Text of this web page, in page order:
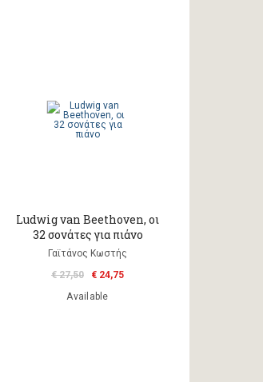
Ludwig van Beethoven, oι
32 σονάτες για πιάνο
Γαϊτάνος Κωστής
€ 27,50
€ 24,75
Available